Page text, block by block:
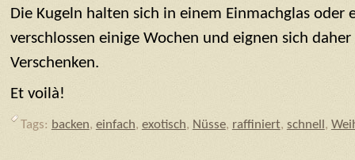
Die Kugeln halten sich in einem Einmachglas oder
verschlossen einige Wochen und eignen sich
Verschenken.
Et voilà!
Tags: backen, einfach, exotisch, Nüsse, raffiniert, schnell ,